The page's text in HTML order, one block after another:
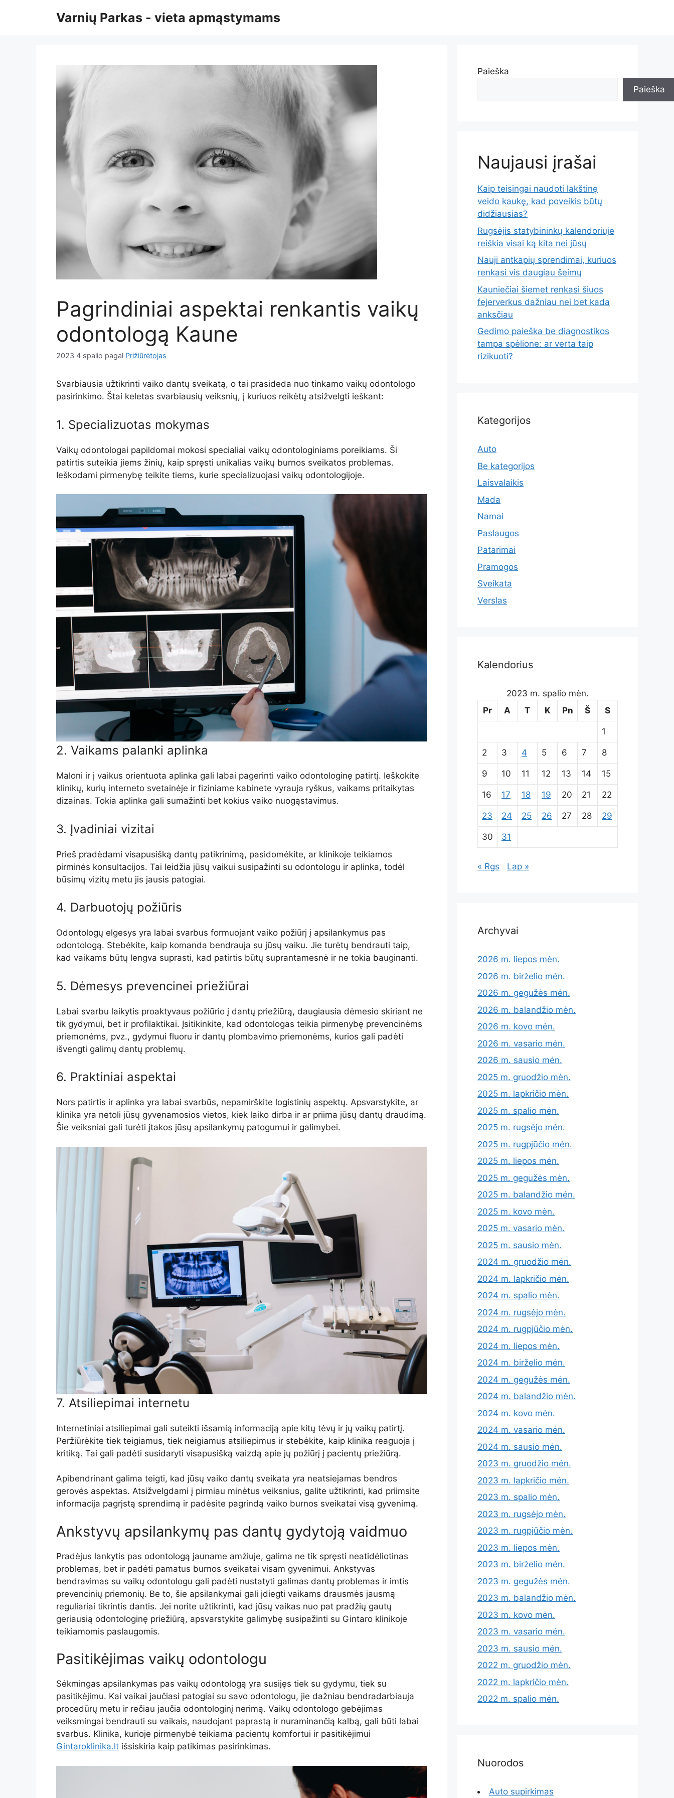
Varnių Parkas - vieta apmąstymams
Pagrindiniai aspektai renkantis vaikų
odontologą Kaune
2023 4 spalio pagal Prižiūrėtojas
Svarbiausia užtikrinti vaiko dantų sveikatą, o tai prasideda nuo tinkamo vaikų odontologo
pasirinkimo. Štai keletas svarbiausių veiksnių, į kuriuos reikėtų atsižvelgti ieškant:
1. Specializuotas mokymas
Vaikų odontologai papildomai mokosi specialiai vaikų odontologiniams poreikiams. Ši
patirtis suteikia jiems žinių, kaip spręsti unikalias vaikų burnos sveikatos problemas.
Ieškodami pirmenybę teikite tiems, kurie specializuojasi vaikų odontologijoje.
2. Vaikams palanki aplinka
Maloni ir į vaikus orientuota aplinka gali labai pagerinti vaiko odontologinę patirtį. Ieškokite
klinikų, kurių interneto svetainėje ir fiziniame kabinete vyrauja ryškus, vaikams pritaikytas
dizainas. Tokia aplinka gali sumažinti bet kokius vaiko nuogąstavimus.
3. Įvadiniai vizitai
Prieš pradėdami visapusišką dantų patikrinimą, pasidomėkite, ar klinikoje teikiamos
pirminės konsultacijos. Tai leidžia jūsų vaikui susipažinti su odontologu ir aplinka, todėl
būsimų vizitų metu jis jausis patogiai.
4. Darbuotojų požiūris
Odontologų elgesys yra labai svarbus formuojant vaiko požiūrį į apsilankymus pas
odontologą. Stebėkite, kaip komanda bendrauja su jūsų vaiku. Jie turėtų bendrauti taip,
kad vaikams būtų lengva suprasti, kad patirtis būtų suprantamesnė ir ne tokia bauginanti.
5. Dėmesys prevencinei priežiūrai
Labai svarbu laikytis proaktyvaus požiūrio į dantų priežiūrą, daugiausia dėmesio skiriant ne
tik gydymui, bet ir profilaktikai. Įsitikinkite, kad odontologas teikia pirmenybę prevencinėms
priemonėms, pvz., gydymui fluoru ir dantų plombavimo priemonėms, kurios gali padėti
išvengti galimų dantų problemų.
6. Praktiniai aspektai
Nors patirtis ir aplinka yra labai svarbūs, nepamirškite logistinių aspektų. Apsvarstykite, ar
klinika yra netoli jūsų gyvenamosios vietos, kiek laiko dirba ir ar priima jūsų dantų draudimą.
Šie veiksniai gali turėti įtakos jūsų apsilankymų patogumui ir galimybei.
7. Atsiliepimai internetu
Internetiniai atsiliepimai gali suteikti išsamią informaciją apie kitų tėvų ir jų vaikų patirtį.
Peržiūrėkite tiek teigiamus, tiek neigiamus atsiliepimus ir stebėkite, kaip klinika reaguoja į
kritiką. Tai gali padėti susidaryti visapusišką vaizdą apie jų požiūrį į pacientų priežiūrą.
Apibendrinant galima teigti, kad jūsų vaiko dantų sveikata yra neatsiejamas bendros
gerovės aspektas. Atsižvelgdami į pirmiau minėtus veiksnius, galite užtikrinti, kad priimsite
informacija pagrįstą sprendimą ir padėsite pagrindą vaiko burnos sveikatai visą gyvenimą.
Ankstyvų apsilankymų pas dantų gydytoją vaidmuo
Pradėjus lankytis pas odontologą jauname amžiuje, galima ne tik spręsti neatidėliotinas
problemas, bet ir padėti pamatus burnos sveikatai visam gyvenimui. Ankstyvas
bendravimas su vaikų odontologu gali padėti nustatyti galimas dantų problemas ir imtis
prevencinių priemonių. Be to, šie apsilankymai gali įdiegti vaikams drausmės jausmą
reguliariai tikrintis dantis. Jei norite užtikrinti, kad jūsų vaikas nuo pat pradžių gautų
geriausią odontologinę priežiūrą, apsvarstykite galimybę susipažinti su Gintaro klinikoje
teikiamomis paslaugomis.
Pasitikėjimas vaikų odontologu
Sėkmingas apsilankymas pas vaikų odontologą yra susijęs tiek su gydymu, tiek su
pasitikėjimu. Kai vaikai jaučiasi patogiai su savo odontologu, jie dažniau bendradarbiauja
procedūrų metu ir rečiau jaučia odontologinį nerimą. Vaikų odontologo gebėjimas
veiksmingai bendrauti su vaikais, naudojant paprastą ir nuraminančią kalbą, gali būti labai
svarbus. Klinika, kurioje pirmenybė teikiama pacientų komfortui ir pasitikėjimui
Gintaroklinika.lt išsiskiria kaip patikimas pasirinkimas.
Paieška
Paieška
Naujausi įrašai
Kaip teisingai naudoti lakštinę
veido kaukę, kad poveikis būtų
didžiausias?
Rugsėjis statybininkų kalendoriuje
reiškia visai ką kita nei jūsų
Nauji antkapių sprendimai, kuriuos
renkasi vis daugiau šeimų
Kauniečiai šiemet renkasi šiuos
fejerverkus dažniau nei bet kada
anksčiau
Gedimo paieška be diagnostikos
tampa spėlione: ar verta taip
rizikuoti?
Kategorijos
Auto
Be kategorijos
Laisvalaikis
Mada
Namai
Paslaugos
Patarimai
Pramogos
Sveikata
Verslas
Kalendorius
2023 m. spalio mėn.
Pr
A T K Pn Š S
1
2 3 4 5 6 7 8
9 10 11 12 13 14 15
16 17 18 19 20 21 22
23 24 25 26 27 28 29
30 31
« Rgs Lap »
Archyvai
2026 m. liepos mėn.
2026 m. birželio mėn.
2026 m. gegužės mėn.
2026 m. balandžio mėn.
2026 m. kovo mėn.
2026 m. vasario mėn.
2026 m. sausio mėn.
2025 m. gruodžio mėn.
2025 m. lapkričio mėn.
2025 m. spalio mėn.
2025 m. rugsėjo mėn.
2025 m. rugpjūčio mėn.
2025 m. liepos mėn.
2025 m. gegužės mėn.
2025 m. balandžio mėn.
2025 m. kovo mėn.
2025 m. vasario mėn.
2025 m. sausio mėn.
2024 m. gruodžio mėn.
2024 m. lapkričio mėn.
2024 m. spalio mėn.
2024 m. rugsėjo mėn.
2024 m. rugpjūčio mėn.
2024 m. liepos mėn.
2024 m. birželio mėn.
2024 m. gegužės mėn.
2024 m. balandžio mėn.
2024 m. kovo mėn.
2024 m. vasario mėn.
2024 m. sausio mėn.
2023 m. gruodžio mėn.
2023 m. lapkričio mėn.
2023 m. spalio mėn.
2023 m. rugsėjo mėn.
2023 m. rugpjūčio mėn.
2023 m. liepos mėn.
2023 m. birželio mėn.
2023 m. gegužės mėn.
2023 m. balandžio mėn.
2023 m. kovo mėn.
2023 m. vasario mėn.
2023 m. sausio mėn.
2022 m. gruodžio mėn.
2022 m. lapkričio mėn.
2022 m. spalio mėn.
Nuorodos
Auto supirkimas